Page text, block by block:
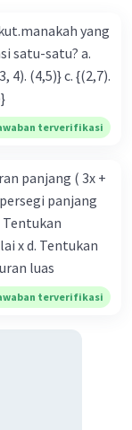
yang
terverifikasi
panjang ( 3x +
panjang
Tentukan
x d. Tentukan
luas
terverifikasi